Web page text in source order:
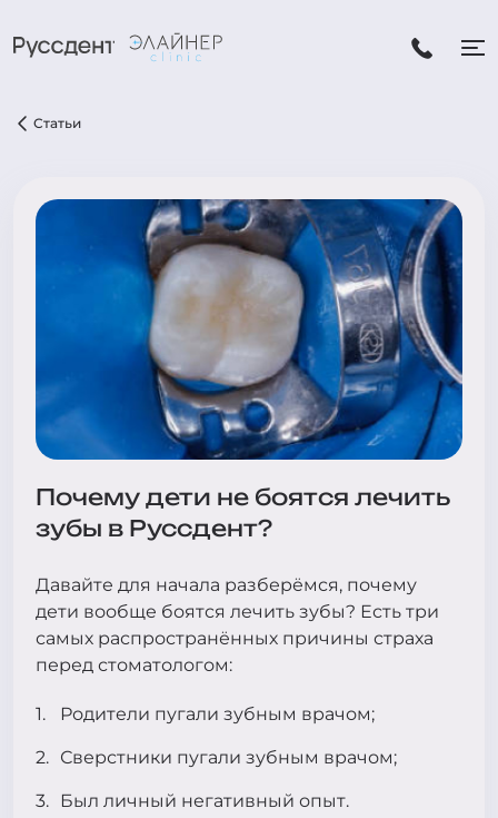
Статьи
Почему дети не боятся лечить
зубы в Руссдент?
Давайте для начала разберёмся, почему
дети вообще боятся лечить зубы? Есть три
самых распространённых причины страха
перед стоматологом:
Родители пугали зубным врачом;
Сверстники пугали зубным врачом;
Был личный негативный опыт.